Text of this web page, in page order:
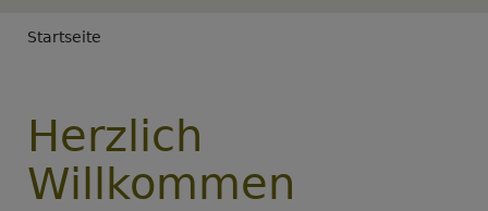
Breadcrumb
Startseite
Herzlich
Willkommen